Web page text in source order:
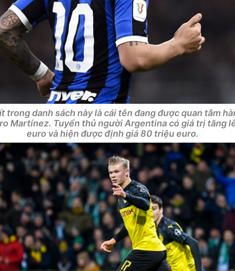
trong danh sách này là cái tên đang được quan tâm
Martínez. Tuyển thủ người Argentina có giá trị tăng
euro và hiện được định giá 80 triệu euro.